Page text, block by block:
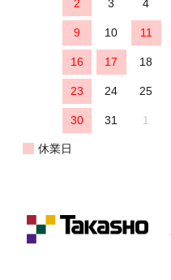
2 3 4
9 10 11
16 17 18
23 24 25
30 31 1
休業日